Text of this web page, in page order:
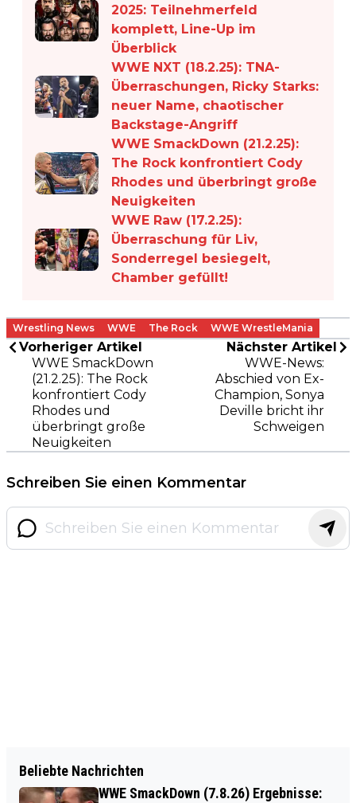
2025: Teilnehmerfeld
komplett, Line-Up im
Überblick
WWE NXT (18.2.25): TNA-
Überraschungen, Ricky Starks:
neuer Name, chaotischer
Backstage-Angriff
WWE SmackDown (21.2.25):
The Rock konfrontiert Cody
Rhodes und überbringt große
Neuigkeiten
WWE Raw (17.2.25):
Überraschung für Liv,
Sonderregel besiegelt,
Chamber gefüllt!
Wrestling News WWE The Rock WWE WrestleMania
Vorheriger Artikel
WWE SmackDown
(21.2.25): The Rock
konfrontiert Cody
Rhodes und
überbringt große
Neuigkeiten
Nächster Artikel
WWE-News:
Abschied von Ex-
Champion, Sonya
Deville bricht ihr
Schweigen
Schreiben Sie einen Kommentar
Beliebte Nachrichten
WWE SmackDown (7.8.26) Ergebnisse: